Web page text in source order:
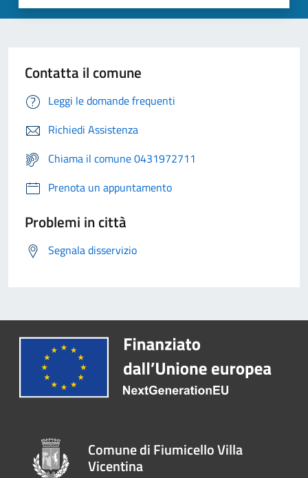
Contatta il comune
Leggi le domande frequenti
Richiedi Assistenza
Chiama il comune 0431972711
Prenota un appuntamento
Problemi in città
Segnala disservizio
Comune di Fiumicello Villa
Vicentina